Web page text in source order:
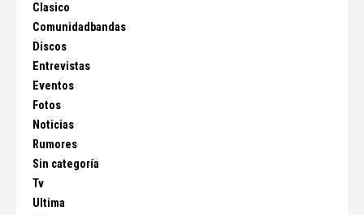
Clasico
Comunidadbandas
Discos
Entrevistas
Eventos
Fotos
Noticias
Rumores
Sin categoría
Tv
Ultima